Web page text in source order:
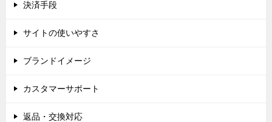
決済手段
サイトの使いやすさ
ブランドイメージ
カスタマーサポート
返品・交換対応